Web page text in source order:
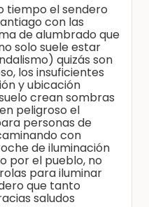
tiempo el sendero
con las
de alumbrado que
solo suele estar
quizás son
los insuficientes
y ubicación
crean sombras
peligroso el
personas de
con
de iluminación
por el pueblo, no
para iluminar
que tanto
saludos